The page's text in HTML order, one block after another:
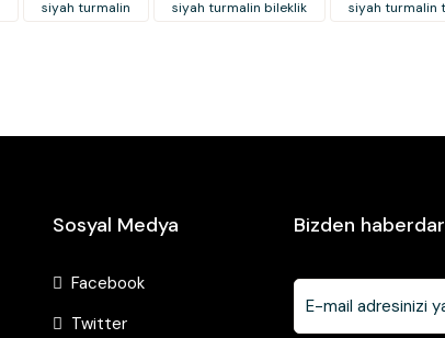
Bu ürüne benzer farklı alternatifler olmalı.
siyah turmalin siyah turmalin bileklik siyah turmalin
Sosyal Medya
Facebook
Twitter
Bizden